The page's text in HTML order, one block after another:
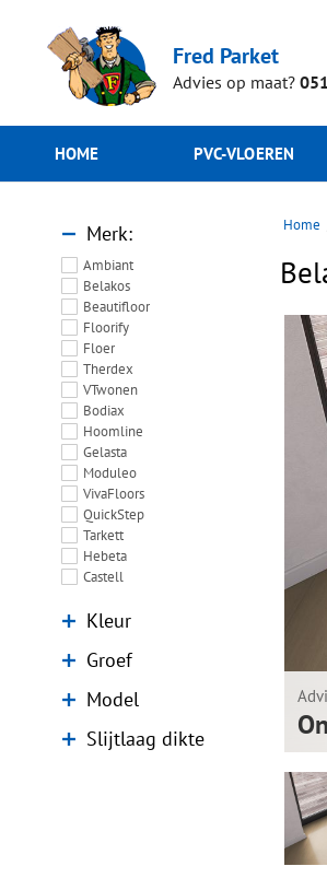
Fred Parket
Advies op maat?
HOME PVC-VLOEREN
Merk
Ambiant
Belakos
Beautifloor
Floorify
Floer
Therdex
VTwonen
Bodiax
Hoomline
Gelasta
Moduleo
VivaFloors
QuickStep
Tarkett
Hebeta
Castell
Kleur
Groef
Model
Slijtlaag dikte
Home